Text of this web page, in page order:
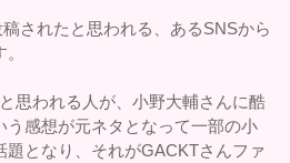
されたと思われる、あるSNSから
思われる人が、小野大輔さんに酷
う感想が元ネタとなって一部の小
となり、それがGACKTさんファ